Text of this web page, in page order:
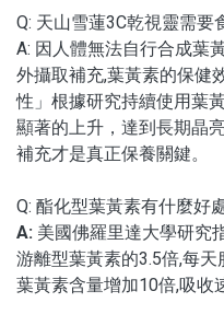
Q: 天山雪蓮3C乾視靈需要
A: 因人體無法自行合成葉
外攝取補充,葉黃素的保健
性」根據研究持續使用葉
顯著的上升，達到長期晶
補充才是真正保養關鍵。
Q: 酯化型葉黃素有什麼好
A: 美國佛羅里達大學研究
游離型葉黃素的3.5倍,每
葉黃素含量增加10倍,吸收